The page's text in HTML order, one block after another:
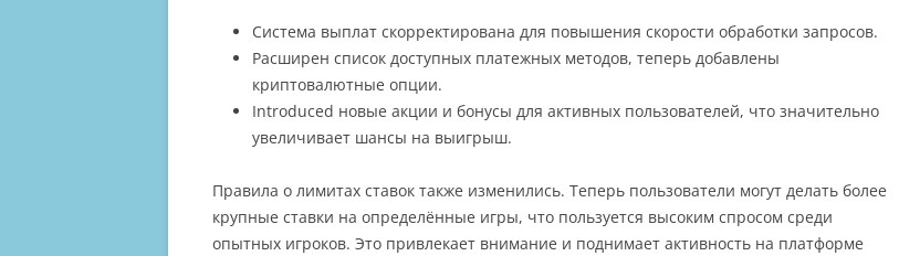
Система выплат скорректирована для повышения скорости обработки запросов.
Расширен список доступных платежных методов, теперь добавлены
криптовалютные опции.
Introduced новые акции и бонусы для активных пользователей, что значительно
увеличивает шансы на выигрыш.
Правила о лимитах ставок также изменились. Теперь пользователи могут делать более
крупные ставки на определённые игры, что пользуется высоким спросом среди
опытных игроков. Это привлекает внимание и поднимает активность на платформе